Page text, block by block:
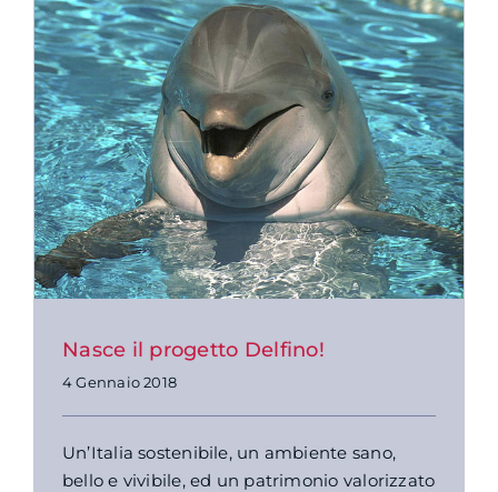
Nasce il progetto Delfino!
4 Gennaio 2018
Un’Italia sostenibile, un ambiente sano,
bello e vivibile, ed un patrimonio valorizzato